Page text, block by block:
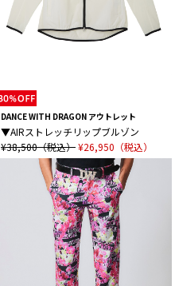
DANCE WITH DRAGON アウトレット
▼AIRストレッチリップブルゾン
¥38,500（税込）¥26,950（税込）